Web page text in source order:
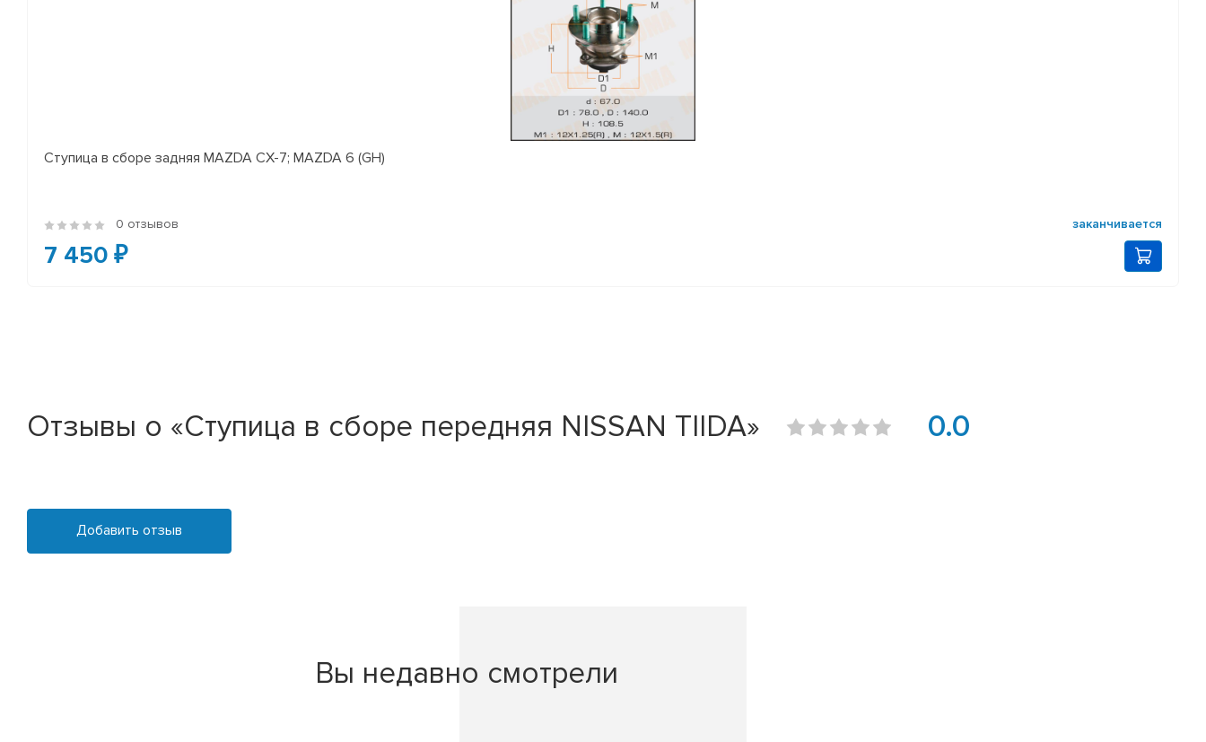
Ступица в сборе задняя MAZDA CX-7; MAZDA 6 (GH)
0 отзывов заканчивается
7 450 ₽
Отзывы о «Ступица в сборе передняя NISSAN TIIDA» 0.0
Добавить отзыв
Вы недавно смотрели